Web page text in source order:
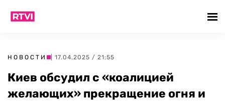
НОВОСТИ | 17.04.2025 / 21:55
Киев обсудил с «коалицией
желающих» прекращение огня и